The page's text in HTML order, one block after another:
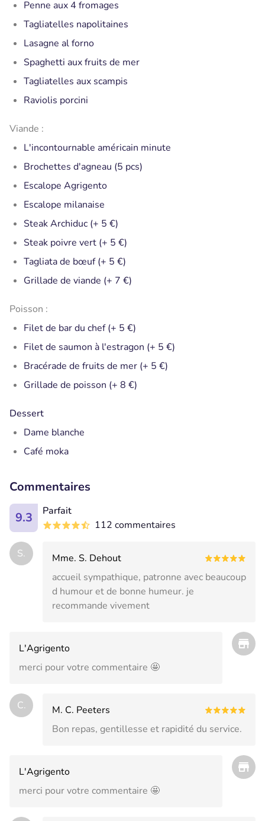
Penne aux 4 fromages
Tagliatelles napolitaines
Lasagne al forno
Spaghetti aux fruits de mer
Tagliatelles aux scampis
Raviolis porcini
Viande :
L'incontournable américain minute
Brochettes d'agneau (5 pcs)
Escalope Agrigento
Escalope milanaise
Steak Archiduc (+ 5 €)
Steak poivre vert (+ 5 €)
Tagliata de bœuf (+ 5 €)
Grillade de viande (+ 7 €)
Poisson :
Filet de bar du chef (+ 5 €)
Filet de saumon à l'estragon (+ 5 €)
Bracérade de fruits de mer (+ 5 €)
Grillade de poisson (+ 8 €)
Dessert
Dame blanche
Café moka
Commentaires
9.3
Parfait
112 commentaires
S.
Mme. S. Dehout
accueil sympathique, patronne avec beaucoup
d humour et de bonne humeur. je
recommande vivement
L'Agrigento
merci pour votre commentaire 🤩
C.
M. C. Peeters
Bon repas, gentillesse et rapidité du service.
L'Agrigento
merci pour votre commentaire 🤩